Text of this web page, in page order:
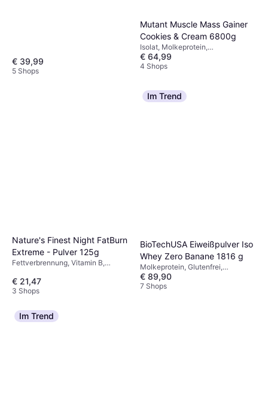
€ 39,99
5 Shops
Mutant Muscle Mass Gainer
Cookies & Cream 6800g
Isolat, Molkeprotein,
Kaseinprotein, Mischprotein,
Milchprotein, Vitamin A, Vitamin C,
Anregend, Leistungsfördernd,
Verbessert die Muskelfunktion
€ 64,99
4 Shops
Nature's Finest Night FatBurn
Extreme - Pulver 125g
Fettverbrennung, Vitamin B,
Glutenfrei, Süßstoff,
Leistungsfördernd, Anregend,
€ 21,47
3 Shops
Im Trend
BioTechUSA Eiweißpulver Iso
Whey Zero Banane 1816 g
Molkeprotein, Glutenfrei,
Zuckerfrei, Laktosefrei
€ 89,90
7 Shops
Im Trend